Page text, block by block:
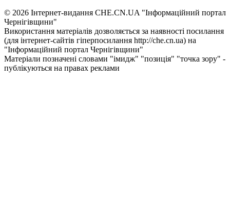
© 2026 Інтернет-видання CHE.CN.UA "Інформаційний портал
Чернiгiвщини"
Використання матеріалів дозволяється за наявності посилання
(для інтернет-сайтів гіперпосилання http://che.cn.ua) на
"Інформаційний портал Чернiгiвщини"
Матеріали позначені словами "імидж" "позиція" "точка зору" -
публікуються на правах реклами